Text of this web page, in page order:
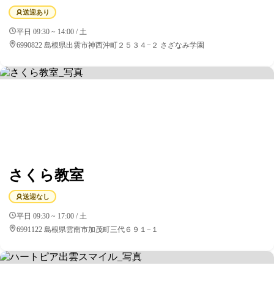
送迎あり
平日 09:30 ~ 14:00 / 土
6990822 島根県出雲市神西沖町２５３４−２ さざなみ学園
さくら教室
送迎なし
平日 09:30 ~ 17:00 / 土
6991122 島根県雲南市加茂町三代６９１−１